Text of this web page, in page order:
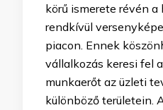
körű ismerete révén
rendkívül
piacon. Ennek
vállalkozás keresi fel
munkaerőt az üzleti
különböző területein.